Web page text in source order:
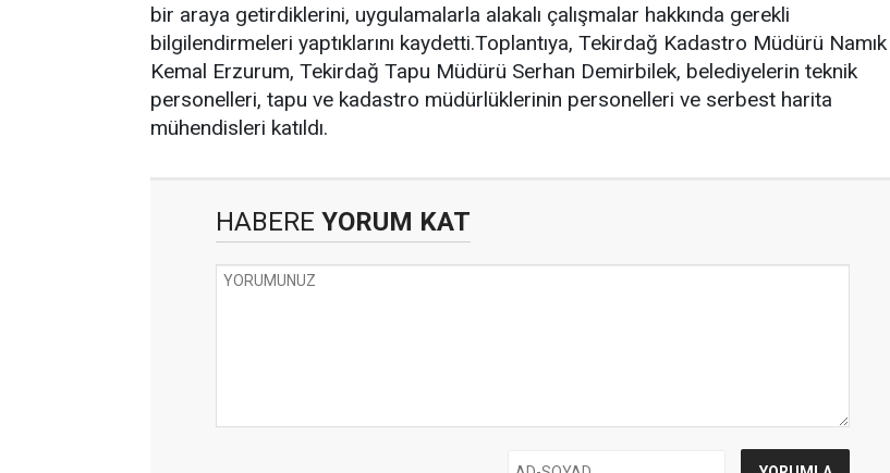
bir araya getirdiklerini, uygulamalarla alakalı çalışmalar hakkında gerekli
bilgilendirmeleri yaptıklarını kaydetti.Toplantıya, Tekirdağ Kadastro Müdürü Namık
Kemal Erzurum, Tekirdağ Tapu Müdürü Serhan Demirbilek, belediyelerin teknik
personelleri, tapu ve kadastro müdürlüklerinin personelleri ve serbest harita
mühendisleri katıldı.
HABERE YORUM KAT